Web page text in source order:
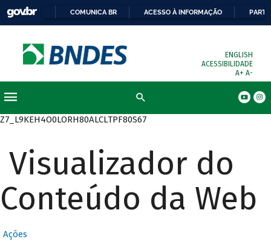
COMUNICA BR ACESSO À INFORMAÇÃO
ENGLISH
ACESSIBILIDADE
A+ A-
Z7_L9KEH4O0LORH80ALCLTPF80S67
Visualizador do
Conteúdo da Web
Ações